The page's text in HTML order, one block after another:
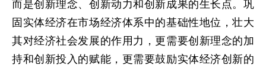
而是创新理念、创新动力和创新成果的生长点。巩
固实体经济在市场经济体系中的基础性地位，壮大
其对经济社会发展的作用力，更需要创新理念的加
持和创新投入的赋能，更需要鼓励实体经济创新的